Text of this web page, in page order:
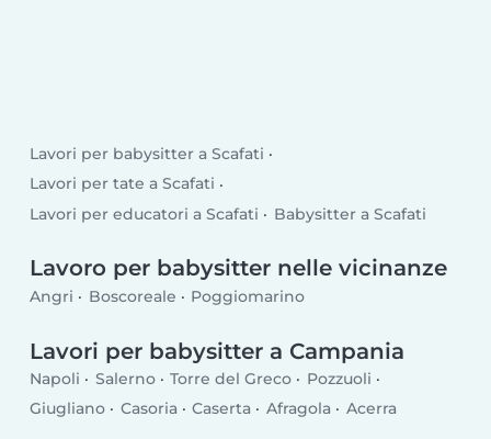
Lavori per babysitter a Scafati
Lavori per tate a Scafati
Lavori per educatori a Scafati
Babysitter a Scafati
Lavoro per babysitter nelle vicinanze
Angri Boscoreale Poggiomarino
Lavori per babysitter a Campania
Napoli Salerno Torre del Greco
Pozzuoli
Giugliano
Casoria Caserta Afragola Acerra